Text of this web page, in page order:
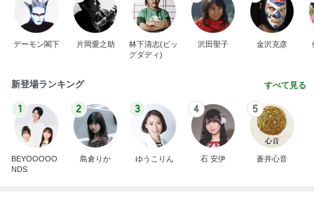
デーモン閣下 片岡愛之助
林下清志(ビッ
グダディ)
沢田聖子 金沢克彦
新登場ランキング すべて見る
1
BEYOOOOO
NDS
2
島倉りか
3
ゆうこりん
4
石 安伊
5
蒼井心音